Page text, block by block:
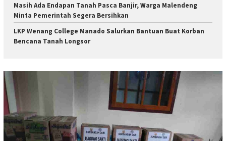
Masih Ada Endapan Tanah Pasca Banjir, Warga Malendeng
Minta Pemerintah Segera Bersihkan
LKP Wenang College Manado Salurkan Bantuan Buat Korban
Bencana Tanah Longsor